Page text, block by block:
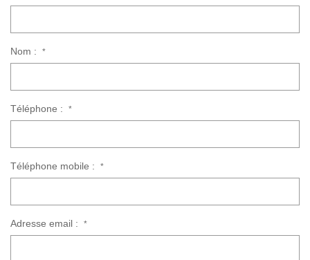
Nom : *
Téléphone : *
Téléphone mobile : *
Adresse email : *